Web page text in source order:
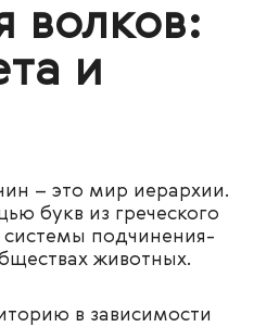
волков:
и
– это мир иерархии.
букв из греческого
подчинения-
животных.
в зависимости